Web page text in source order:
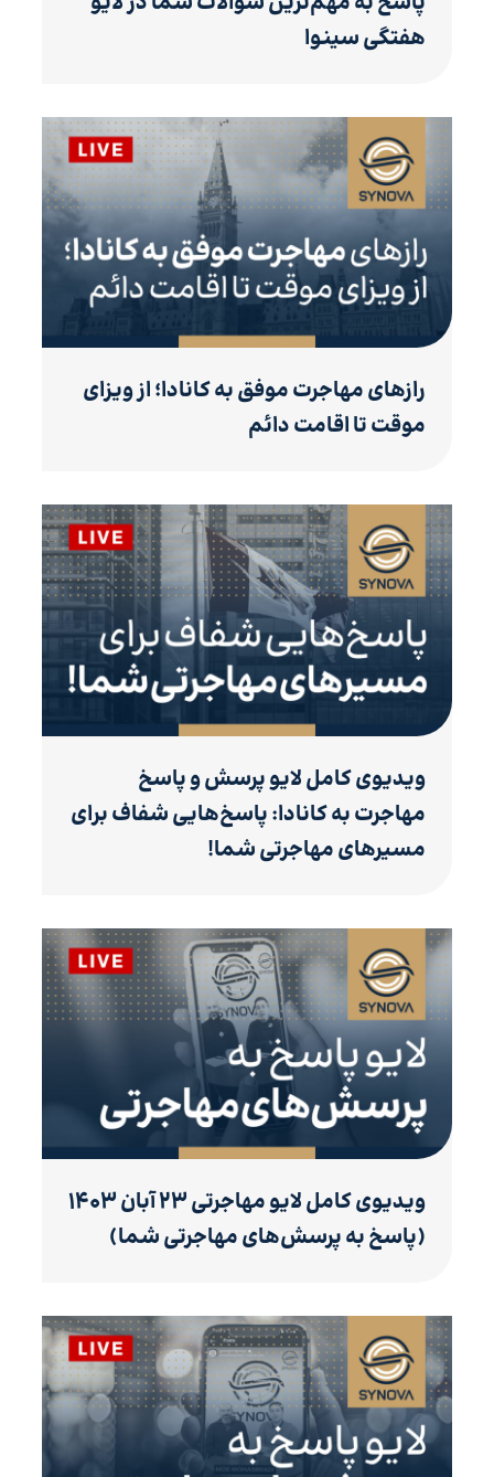
هفتگی سینوا
رازهای مهاجرت موفق به کانادا؛ از ویزای
موقت تا اقامت دائم
ویدیوی کامل لایو پرسش و پاسخ
مهاجرت به کانادا: پاسخ‌هایی شفاف برای
مسیرهای مهاجرتی شما!
ویدیوی کامل لایو مهاجرتی ۲۳ آبان ۱۴۰۳
(پاسخ به پرسش‌های مهاجرتی شما)